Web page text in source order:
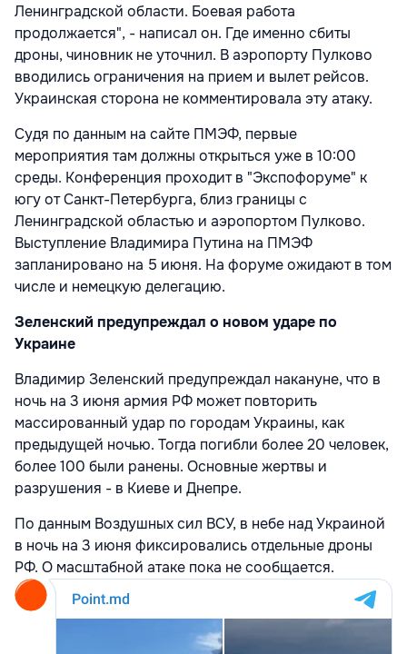
Ленинградской области. Боевая работа
продолжается", - написал он. Где именно сбиты
дроны, чиновник не уточнил. В аэропорту Пулково
вводились ограничения на прием и вылет рейсов.
Украинская сторона не комментировала эту атаку.
Судя по данным на сайте ПМЭФ, первые
мероприятия там должны открыться уже в 10:00
среды. Конференция проходит в "Экспофоруме" к
югу от Санкт-Петербурга, близ границы с
Ленинградской областью и аэропортом Пулково.
Выступление Владимира Путина на ПМЭФ
запланировано на 5 июня. На форуме ожидают в том
числе и немецкую делегацию.
Зеленский предупреждал о новом ударе по
Украине
Владимир Зеленский предупреждал накануне, что в
ночь на 3 июня армия РФ может повторить
массированный удар по городам Украины, как
предыдущей ночью. Тогда погибли более 20 человек,
более 100 были ранены. Основные жертвы и
разрушения - в Киеве и Днепре.
По данным Воздушных сил ВСУ, в небе над Украиной
в ночь на 3 июня фиксировались отдельные дроны
РФ. О масштабной атаке пока не сообщается.